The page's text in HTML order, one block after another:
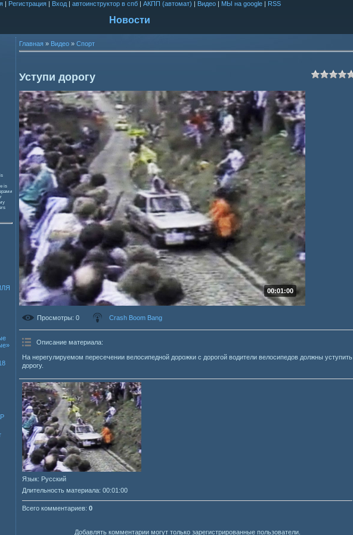
| Регистрация| Вход| автоинструктор в спб| АКПП (автомат) | Видео| МЫ на google| RSS
Новости
is
Главная » Видео » Спорт
Уступи дорогу
00:01:00
Просмотры: 0 Crash Boom Bang
Описание материала:
На нерегулируемом пересечении велосипедной дорожки с дорогой водители велосипедов должны уступить
дорогу.
Язык: Русский
Длительность материала: 00:01:00
Всего комментариев: 0
Добавлять комментарии могут только зарегистрированные пользователи.